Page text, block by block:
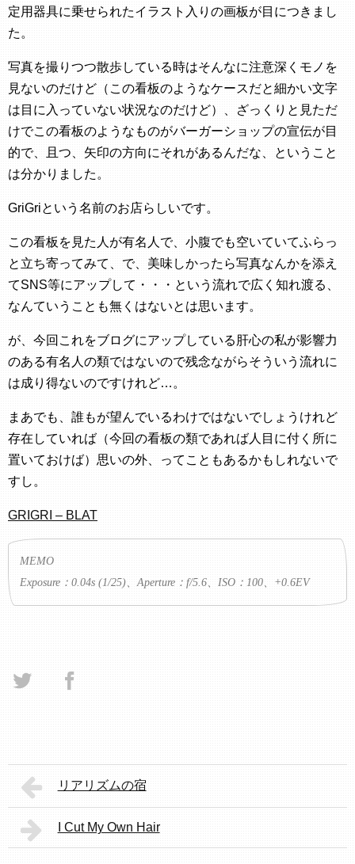
定用器具に乗せられたイラスト入りの画板が目につきまし
た。
写真を撮りつつ散歩している時はそんなに注意深くモノを
見ないのだけど（この看板のようなケースだと細かい文字
は目に入っていない状況なのだけど）、ざっくりと見ただ
けでこの看板のようなものがバーガーショップの宣伝が目
的で、且つ、矢印の方向にそれがあるんだな、ということ
は分かりました。
GriGriという名前のお店らしいです。
この看板を見た人が有名人で、小腹でも空いていてふらっ
と立ち寄ってみて、で、美味しかったら写真なんかを添え
てSNS等にアップして・・・という流れで広く知れ渡る、
なんていうことも無くはないとは思います。
が、今回これをブログにアップしている肝心の私が影響力
のある有名人の類ではないので残念ながらそういう流れに
は成り得ないのですけれど…。
まあでも、誰もが望んでいるわけではないでしょうけれど
存在していれば（今回の看板の類であれば人目に付く所に
置いておけば）思いの外、ってこともあるかもしれないで
すし。
GRIGRI – BLAT
MEMO
Exposure：0.04s (1/25)、Aperture：f/5.6、ISO：100、+0.6EV
リアリズムの宿
I Cut My Own Hair